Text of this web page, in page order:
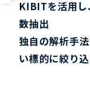
KIBITを活用し
数抽出
独自の解析手
い標的に絞り